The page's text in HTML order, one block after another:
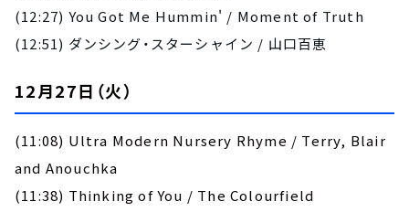
(12:27) You Got Me Hummin' / Moment of Truth
(12:51) ダンシング・スターシャイン / 山口百恵
12月27日（火）
(11:08) Ultra Modern Nursery Rhyme / Terry, Blair
and Anouchka
(11:38) Thinking of You / The Colourfield